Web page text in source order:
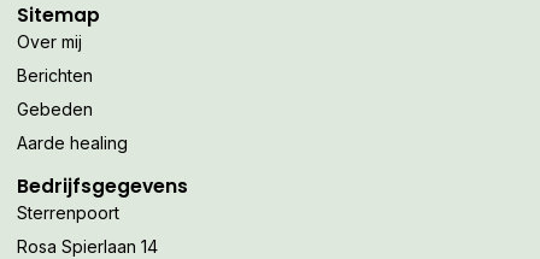
Sitemap
Over mij
Berichten
Gebeden
Aarde healing
Bedrijfsgegevens
Sterrenpoort
Rosa Spierlaan 14